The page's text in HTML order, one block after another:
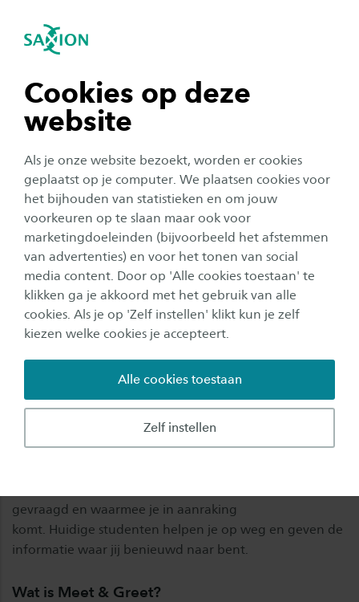
Cookies op deze
website
Als je onze website bezoekt, worden er cookies
geplaatst op je computer. We plaatsen cookies voor
het bijhouden van statistieken en om jouw
voorkeuren op te slaan maar ook voor
marketingdoeleinden (bijvoorbeeld het afstemmen
van advertenties) en voor het tonen van social
media content. Door op 'Alle cookies toestaan' te
klikken ga je akkoord met het gebruik van alle
cookies. Als je op 'Zelf instellen' klikt kun je zelf
kiezen welke cookies je accepteert.
Zelf instellen
Alle cookies toestaan
Navigatie openen
tonen
tonen
tonen
tonen
sluiten
Stedenbouwkundig Ontwerpen
Subnavigatie tonen
Meet & Greet: mis het niet!
Voordat je start met de opleiding Ruimtelijke
Ontwikkeling – studieroute
Stedenbouwkundig Ontwerpen (RO-SO) maken
we graag kennis met je. Dit doen we tijdens een
Meet & Greet. Een gezellige dag waar je alvast
een kijkje neemt bij jouw toekomstige studie!
Jouw opleiding Ruimtelijke Ontwikkeling –
studieroute Stedenbouwkundig Ontwerpen
De opleidingen Bestuurskunde, Ruimtelijke
Ontwikkeling (alle drie studieroutes (Ruimtelijke
Ordening en Planologie, Stedenbouwkundig
alle studenten dan ook gemengd in de klassen verdeeld.
Dit om het gezamenlijke ‘Urban Studies-gevoel’ te
creëren en vanuit verschillende invalshoeken de
praktijkcasussen te kunnen uitvoeren. Door het
gevraagd en waarmee je in aanraking
komt. Huidige studenten helpen je op weg en geven de
informatie waar jij benieuwd naar bent.
Wat is Meet & Greet?